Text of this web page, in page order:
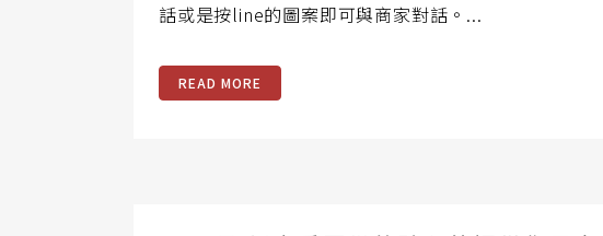
話或是按line的圖案即可與商家對話。...
READ MORE